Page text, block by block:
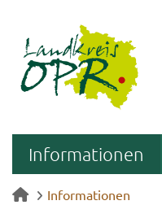
Informationen
Informationen